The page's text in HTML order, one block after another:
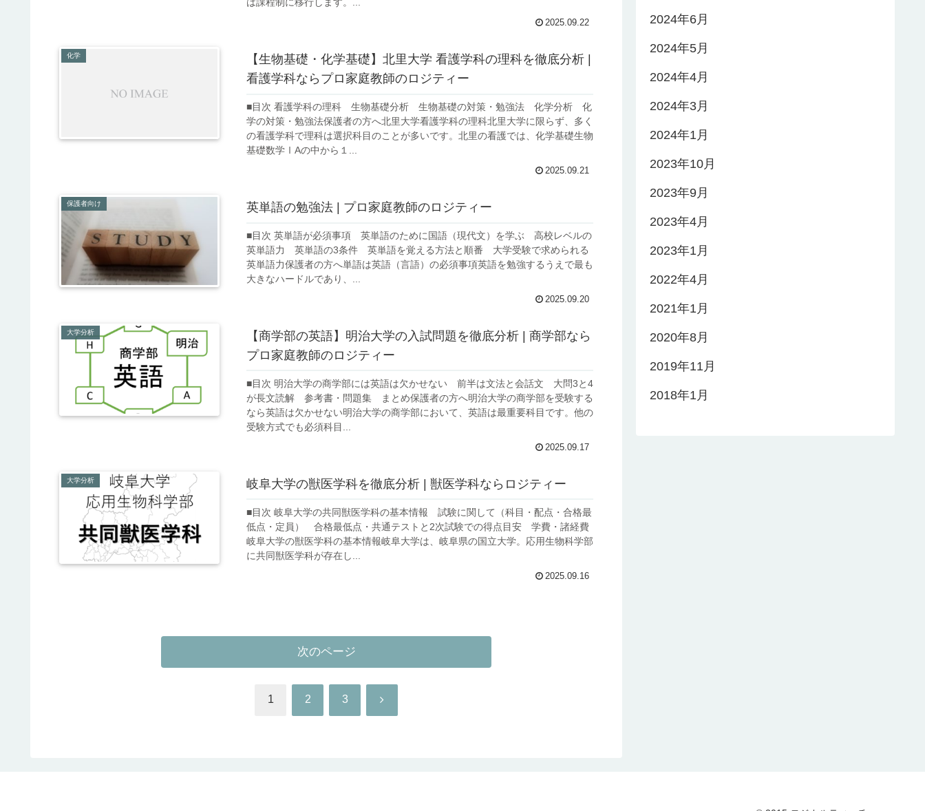
2025.09.22
化学
【生物基礎・化学基礎】北里大学 看護学科の理科を徹底分析 |
看護学科ならプロ家庭教師のロジティー
■目次 看護学科の理科 生物基礎分析 生物基礎の対策・勉強法 化学分析 化
学の対策・勉強法保護者の方へ北里大学看護学科の理科北里大学に限らず、多く
の看護学科で理科は選択科目のことが多いです。北里の看護では、化学基礎生物
基礎数学ⅠAの中から１...
2025.09.21
保護者向け 英単語の勉強法 | プロ家庭教師のロジティー
■目次 英単語が必須事項 英単語のために国語（現代文）を学ぶ 高校レベルの
英単語力 英単語の3条件 英単語を覚える方法と順番 大学受験で求められる
英単語力保護者の方へ単語は英語（言語）の必須事項英語を勉強するうえで最も
大きなハードルであり、...
2025.09.20
大学分析
【商学部の英語】明治大学の入試問題を徹底分析 | 商学部なら
プロ家庭教師のロジティー
■目次 明治大学の商学部には英語は欠かせない 前半は文法と会話文 大問3と4
が長文読解 参考書・問題集 まとめ保護者の方へ明治大学の商学部を受験する
なら英語は欠かせない明治大学の商学部において、英語は最重要科目です。他の
受験方式でも必須科目...
2025.09.17
大学分析 岐阜大学の獣医学科を徹底分析 | 獣医学科ならロジティー
■目次 岐阜大学の共同獣医学科の基本情報 試験に関して（科目・配点・合格最
低点・定員） 合格最低点・共通テストと2次試験での得点目安 学費・諸経費
岐阜大学の獣医学科の基本情報岐阜大学は、岐阜県の国立大学。応用生物科学部
に共同獣医学科が存在し...
2025.09.16
次のページ
1 2 3 次
2024年6月
2024年5月
2024年4月
2024年3月
2024年1月
2023年10月
2023年9月
2023年4月
2023年1月
2022年4月
2021年1月
2020年8月
2019年11月
2018年1月